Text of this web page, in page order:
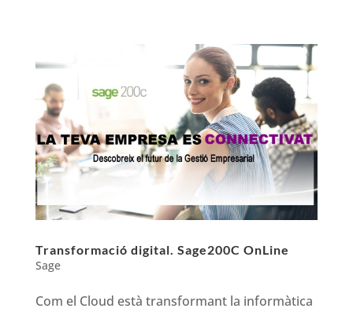
Transformació digital. Sage200C OnLine
Sage
Com el Cloud està transformant la informàtica